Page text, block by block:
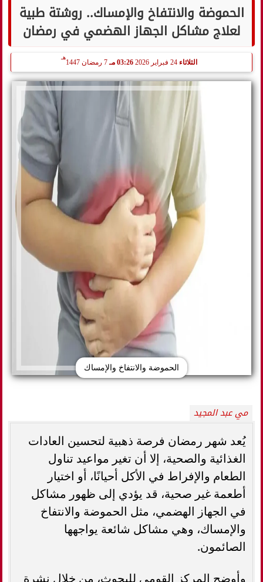
الحموضة والانتفاخ والإمساك.. روشتة طبية
لعلاج مشاكل الجهاز الهضمي في رمضان
الثلاثاء 03:26 مـ 7 رمضان 1447
هـ
الحموضة والانتفاخ والإمساك
مي عبد المجيد
يُعد شهر رمضان فرصة ذهبية لتحسين العادات
الغذائية والصحية، إلا أن تغير مواعيد تناول
الطعام والإفراط في الأكل أحيانًا، أو اختيار
أطعمة غير صحية، قد يؤدي إلى ظهور مشاكل
في الجهاز الهضمي، مثل الحموضة والانتفاخ
والإمساك، وهي مشاكل شائعة يواجهها
الصائمون.
وأوضح المركز القومي للبحوث، من خلال نشرة